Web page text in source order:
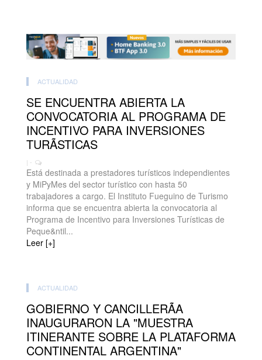
ACTUALIDAD
SE ENCUENTRA ABIERTA LA
CONVOCATORIA AL PROGRAMA DE
INCENTIVO PARA INVERSIONES
TURÃSTICAS
| -
Está destinada a prestadores turísticos independientes
y MiPyMes del sector turístico con hasta 50
trabajadores a cargo. El Instituto Fueguino de Turismo
informa que se encuentra abierta la convocatoria al
Programa de Incentivo para Inversiones Turísticas de
Peque&ntil...
Leer [+]
ACTUALIDAD
GOBIERNO Y CANCILLERÃA
INAUGURARON LA "MUESTRA
ITINERANTE SOBRE LA PLATAFORMA
CONTINENTAL ARGENTINA"